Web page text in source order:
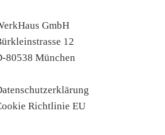
GmbH
12
80538 München
Richtlinie EU